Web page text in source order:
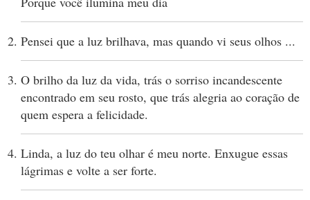
Pensei que a luz brilhava, mas quando vi seus olhos ...
O brilho da luz da vida, trás o sorriso incandescente
encontrado em seu rosto, que trás alegria ao coração de
quem espera a felicidade.
Linda, a luz do teu olhar é meu norte. Enxugue essas
lágrimas e volte a ser forte.